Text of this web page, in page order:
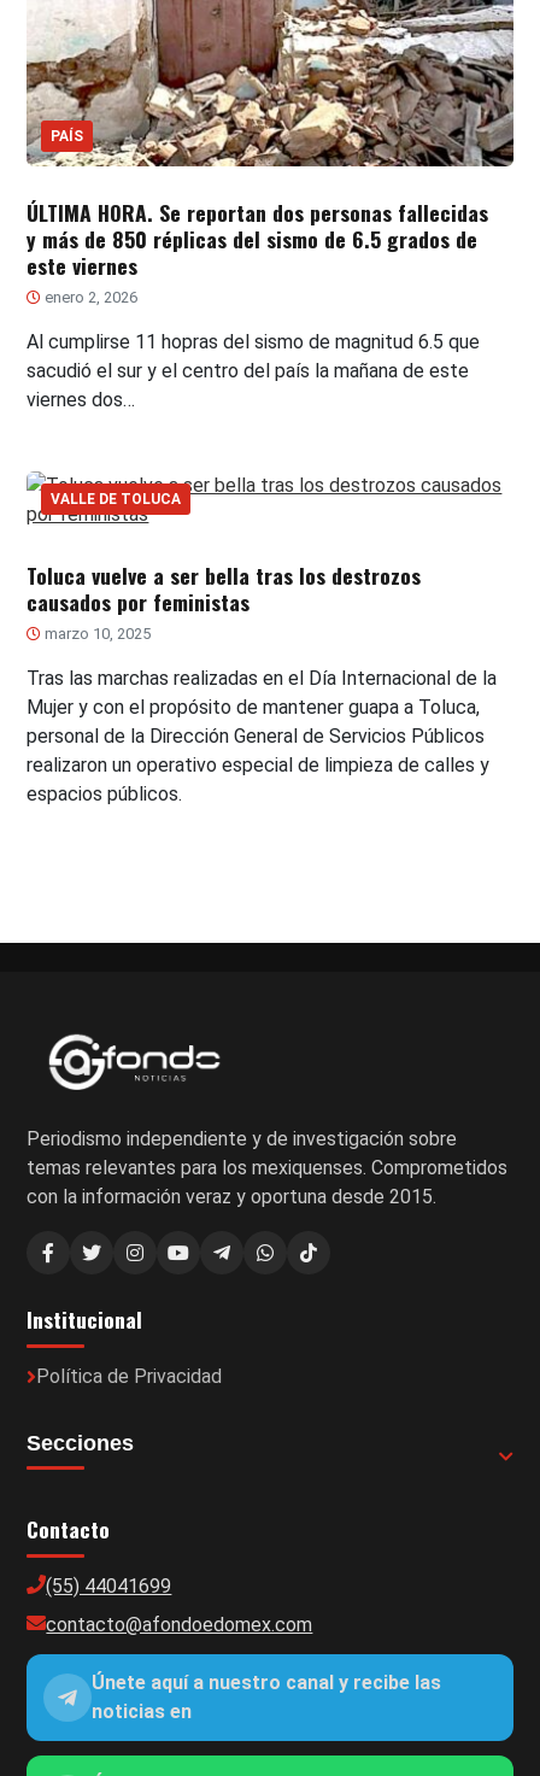
PAÍS
ÚLTIMA HORA. Se reportan dos personas fallecidas
y más de 850 réplicas del sismo de 6.5 grados de
este viernes
enero 2, 2026
Al cumplirse 11 hopras del sismo de magnitud 6.5 que
sacudió el sur y el centro del país la mañana de este
viernes dos…
VALLE DE TOLUCA
Toluca vuelve a ser bella tras los destrozos
causados por feministas
marzo 10, 2025
Tras las marchas realizadas en el Día Internacional de la
Mujer y con el propósito de mantener guapa a Toluca,
personal de la Dirección General de Servicios Públicos
realizaron un operativo especial de limpieza de calles y
espacios públicos.
Periodismo independiente y de investigación sobre
temas relevantes para los mexiquenses. Comprometidos
con la información veraz y oportuna desde 2015.
Institucional
Política de Privacidad
Secciones
Contacto
(55) 44041699
contacto@afondoedomex.com
Únete aquí a nuestro canal y recibe las
noticias en